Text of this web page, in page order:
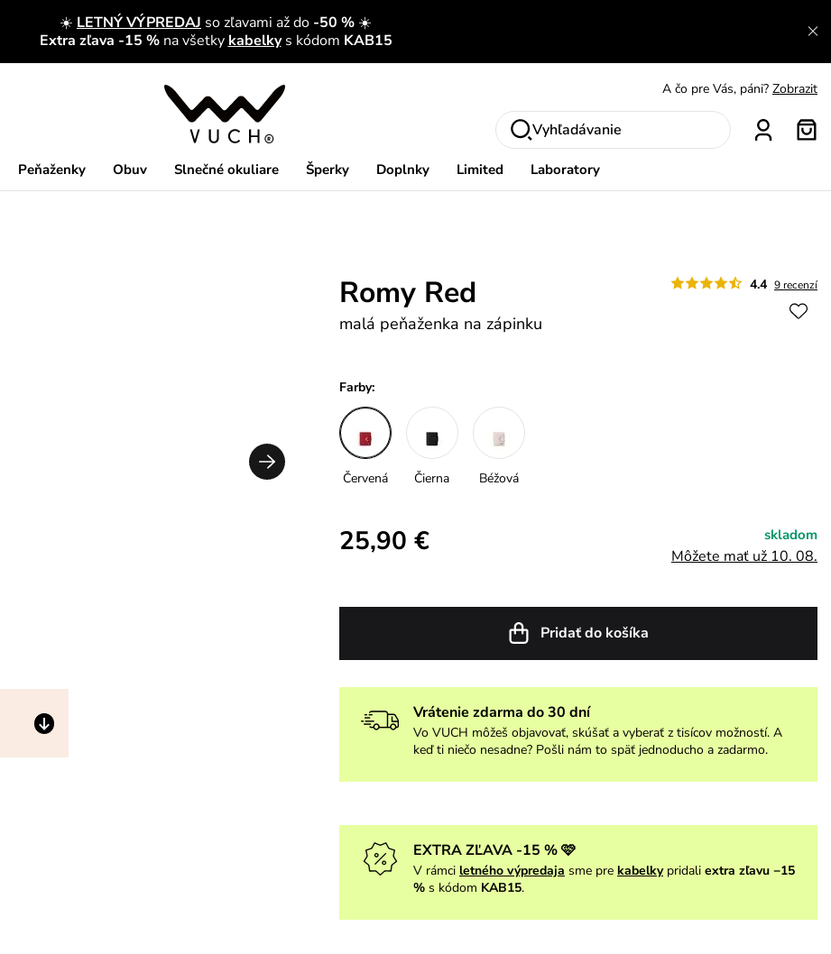
☀️ LETNÝ VÝPREDAJ so zľavami až do -50 % ☀️
Extra zľava -15 %na všetky kabelkys kódom KAB15
Peňaženky Obuv Slnečné okuliare Šperky Doplnky Limited Laboratory
A čo pre Vás, páni? Zobrazit
S čím chybu neurobíš? Pozri
Výmena a vrátenie zadarmo Zobraziť
Vyhľadávanie
4.4 9 recenzí
Romy Red
malá peňaženka na zápinku
Farby:
Červená Čierna Béžová
25,90 € skladom
Môžete mať už 10. 08.
Pridať do košíka
Vrátenie zdarma do 30 dní
Vo VUCH môžeš objavovať, skúšať a vyberať z tisícov možností. A
keď ti niečo nesadne? Pošli nám to späť jednoducho a zadarmo.
EXTRA ZĽAVA -15 % 🩷
V rámci letného výpredaja sme pre kabelky pridali extra zľavu −15
%s kódom KAB15.